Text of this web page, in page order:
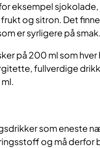
eksempel
og sitron. Det
er syrligere på smak.
på 200 ml som
fullverdige
som eneste
og må derfor